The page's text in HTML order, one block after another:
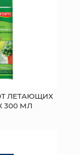
ЛЕТАЮЩИХ
300 МЛ